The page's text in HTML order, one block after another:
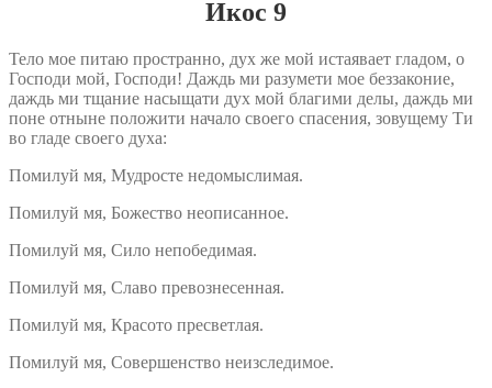
Икос 9
Тело мое питаю пространно, дух же мой истаявает гладом, о
Господи мой, Господи! Даждь ми разумети мое беззаконие,
даждь ми тщание насыщати дух мой благими делы, даждь ми
поне отныне положити начало своего спасения, зовущему Ти
во гладе своего духа:
Помилуй мя, Мудросте недомыслимая.
Помилуй мя, Божество неописанное.
Помилуй мя, Сило непобедимая.
Помилуй мя, Славо превознесенная.
Помилуй мя, Красото пресветлая.
Помилуй мя, Совершенство неизследимое.